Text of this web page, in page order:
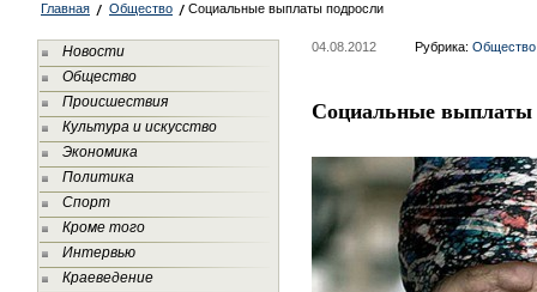
Главная Общество Социальные выплаты подросли
Новости
Общество
Происшествия
Культура и искусство
Экономика
Политика
Спорт
Кроме того
Интервью
Краеведение
04.08.2012 Рубрика: Общество
Социальные выплаты